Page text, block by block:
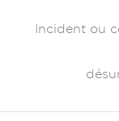
Incident ou